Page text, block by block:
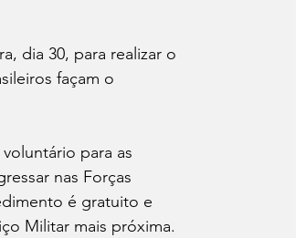
dia 30, para realizar o
façam o
para as
nas Forças
é gratuito e
Militar mais próxima.